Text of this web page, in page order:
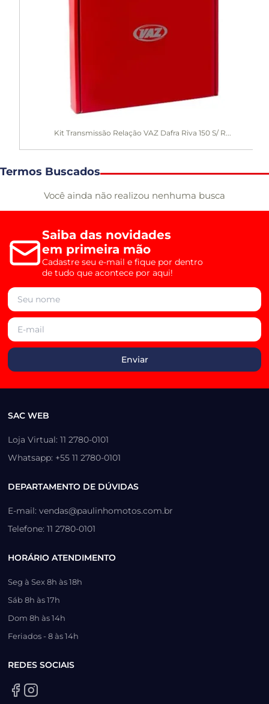
Kit Transmissão Relação VAZ Dafra Riva 150 S/ R...
Termos Buscados
Você ainda não realizou nenhuma busca
Saiba das novidades
em primeira mão
Cadastre seu e-mail e fique por dentro
de tudo que acontece por aqui!
SAC WEB
Loja Virtual: 11 2780-0101
Whatsapp: +55 11 2780-0101
DEPARTAMENTO DE DÚVIDAS
E-mail: vendas@paulinhomotos.com.br
Telefone: 11 2780-0101
HORÁRIO ATENDIMENTO
Seg à Sex 8h às 18h
Sáb 8h às 17h
Dom 8h às 14h
Feriados - 8 às 14h
REDES SOCIAIS